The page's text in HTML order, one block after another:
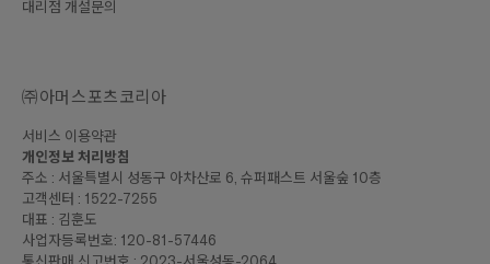
대리점 개설문의
㈜아머스포츠코리아
서비스 이용약관
개인정보 처리방침
주소 : 서울특별시 성동구 아차산로 6, 슈퍼패스트 서울숲 10층
고객센터 : 1522-7255
대표 : 김훈도
사업자등록번호: 120-81-57446